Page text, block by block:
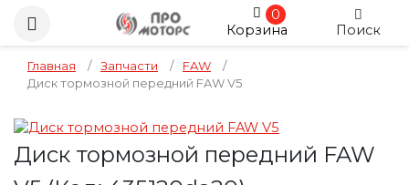
0
Корзина
Поиск
Главная / Запчасти / FAW
/
Диск тормозной передний FAW V5
Диск тормозной передний FAW